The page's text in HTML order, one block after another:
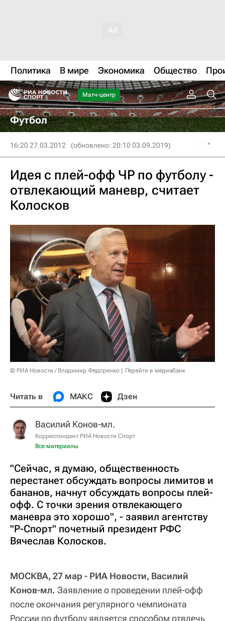
Политика В мире Экономика Общество
Матч-центр
Футбол
16:20 27.03.2012 (обновлено: 20:10 03.09.2019)
Идея с плей-офф ЧР по футболу -
отвлекающий маневр, считает
Колосков
© РИА Новости / Владимир Федоренко Перейти в медиабанк
Читать в МАКС Дзен
Василий Конов-мл.
Корреспондент РИА Новости Спорт
Все материалы
"Сейчас, я думаю, общественность
перестанет обсуждать вопросы лимитов и
бананов, начнут обсуждать вопросы плей-
офф. С точки зрения отвлекающего
маневра это хорошо", - заявил агентству
"Р-Спорт" почетный президент РФС
Вячеслав Колосков.
МОСКВА, 27 мар - РИА Новости, Василий
Конов-мл. Заявление о проведении плей-офф
после окончания регулярного чемпионата
России по футболу является способом отвлечь